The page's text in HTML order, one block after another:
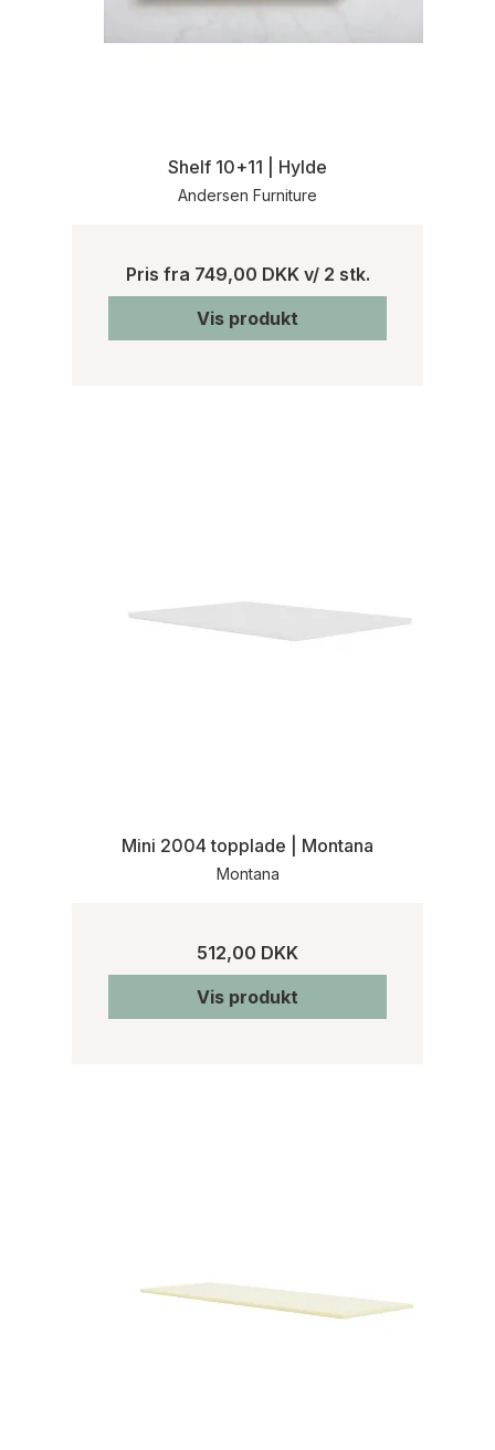
Shelf 10+11 | Hylde
Andersen Furniture
Pris fra 749,00 DKKv/ 2 stk.
Vis produkt
Mini 2004 topplade | Montana
Montana
512,00 DKK
Vis produkt